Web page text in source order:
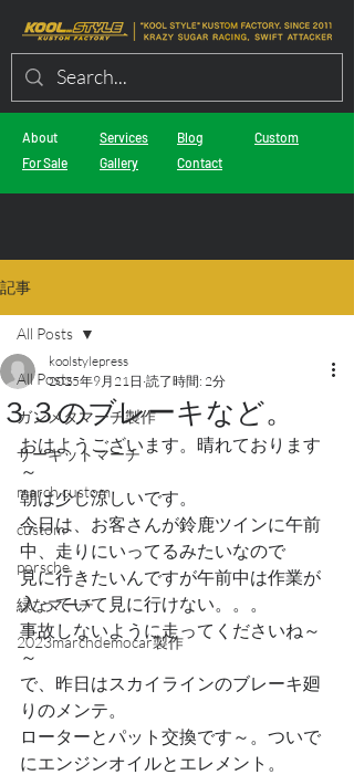
About
For Sale
Services
Gallery
Blog
Contact
Custom
記事
All Posts
ガンメタマーチ製作
サーキットマーチ
march custom
custom
porsche
緑なマーチ
2023marchdemocar製作
All Posts
３３のブレーキなど。
koolstylepress
2025年9月21日 読了時間: 2分
おはようございます。晴れております
～
朝は少し涼しいです。
今日は、お客さんが鈴鹿ツインに午前
中、走りにいってるみたいなので
見に行きたいんですが午前中は作業が
入っていて見に行けない。。。
事故しないように走ってくださいね～
～
で、昨日はスカイラインのブレーキ廻
りのメンテ。
ローターとパット交換です～。ついで
にエンジンオイルとエレメント。